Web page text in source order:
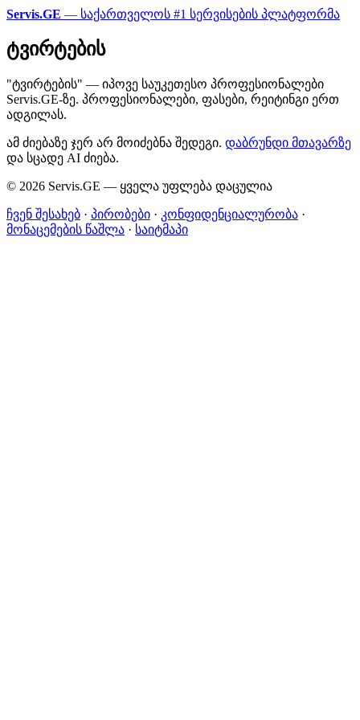
Servis.GE — საქართველოს #1 სერვისების პლატფორმა
ტვირტების
"ტვირტების" — იპოვე საუკეთესო პროფესიონალები
Servis.GE-ზე. პროფესიონალები, ფასები, რეიტინგი ერთ
ადგილას.
ამ ძიებაზე ჯერ არ მოიძებნა შედეგი. დაბრუნდი მთავარზე
და სცადე AI ძიება.
© 2026 Servis.GE — ყველა უფლება დაცულია
ჩვენ შესახებ · პირობები · კონფიდენციალურობა ·
მონაცემების წაშლა · საიტმაპი